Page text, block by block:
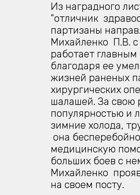
Из наградного
"отличник
партизаны
Михайленко П.В.
работает
благодаря ее
жизней раненых
хирургических
шалашей. За свою
популярностью и
зимние холода,
она
медицинскую
больших боев с
Михайленко
на своем посту.